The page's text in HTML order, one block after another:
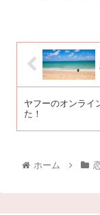
ヤフーのオンライ
た！
ホーム